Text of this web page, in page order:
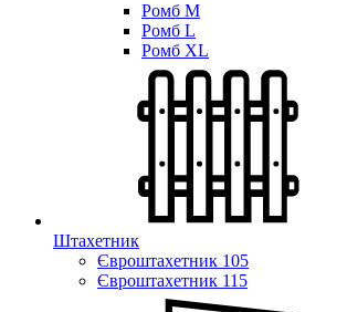
Ромб M
Ромб L
Ромб XL
Штахетник
Євроштахетник 105
Євроштахетник 115